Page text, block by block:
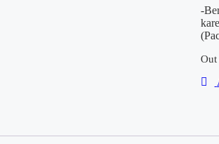
-
Out